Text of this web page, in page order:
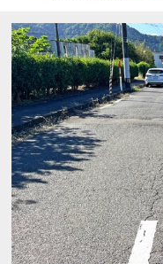
借りたい
売りたい
お役立ち